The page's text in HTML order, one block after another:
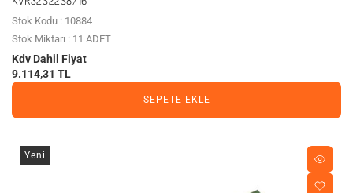
Stok Kodu : 10884
Stok Miktarı : 11 ADET
Kdv Dahil Fiyat
9.114,31 TL
SEPETE EKLE
Yeni